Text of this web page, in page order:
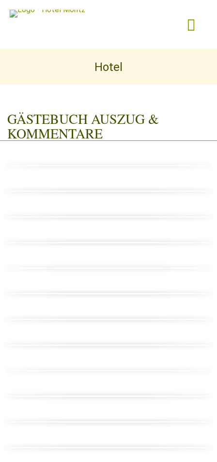
Hotel
GÄSTEBUCH AUSZUG &
KOMMENTARE